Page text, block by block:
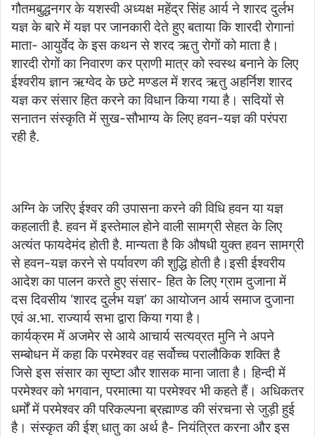
गौतमबुद्धनगर के यशस्वी अध्यक्ष महेंद्र सिंह आर्य ने शारद दुर्लभ
यज्ञ के बारे में यज्ञ पर जानकारी देते हुए बताया कि शारदी रोगानां
माता- आयुर्वेद के इस कथन से शरद ऋतु रोगों को माता है।
शारदी रोगों का निवारण कर प्राणी मात्र को स्वस्थ बनाने के लिए
ईश्वरीय ज्ञान ऋग्वेद के छटे मण्डल में शरद ऋतु अहर्निश शारद
यज्ञ कर संसार हित करने का विधान किया गया है। सदियों से
सनातन संस्कृति में सुख-सौभाग्य के लिए हवन-यज्ञ की परंपरा
रही है.
अग्नि के जरिए ईश्वर की उपासना करने की विधि हवन या यज्ञ
कहलाती है. हवन में इस्तेमाल होने वाली सामग्री सेहत के लिए
अत्यंत फायदेमंद होती है. मान्यता है कि औषधी युक्त हवन सामग्री
से हवन-यज्ञ करने से पर्यावरण की शुद्धि होती है।इसी ईश्वरीय
आदेश का पालन करते हुए संसार- हित के लिए ग्राम दुजाना में
दस दिवसीय ‘शारद दुर्लभ यज्ञ’ का आयोजन आर्य समाज दुजाना
एवं अ.भा. राज्यार्य सभा द्वारा किया गया है।
कार्यक्रम में अजमेर से आये आचार्य सत्यव्रत मुनि ने अपने
सम्बोधन में कहा कि परमेश्वर वह सर्वोच्च परालौकिक शक्ति है
जिसे इस संसार का सृष्टा और शासक माना जाता है। हिन्दी में
परमेश्वर को भगवान, परमात्मा या परमेश्वर भी कहते हैं। अधिकतर
धर्मों में परमेश्वर की परिकल्पना ब्रह्माण्ड की संरचना से जुड़ी हुई
है। संस्कृत की ईश् धातु का अर्थ है- नियंत्रित करना और इस